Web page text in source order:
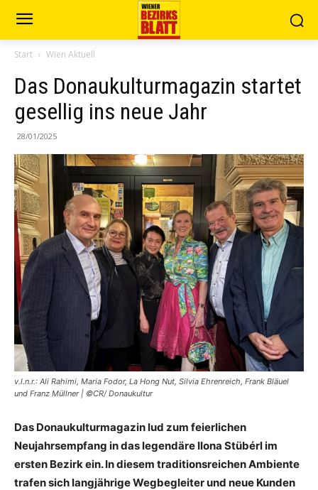
Start Wien Aktuell
Das Donaukulturmagazin startet
gesellig ins neue Jahr
28/01/2025
v.l.n.r.: Ali Rahimi, Maria Fodor, La Hong Nut, Silvia Ehrenreich, Frank Bläuel
und Franz Müllner | ©CR/ Donaukultur
Das Donaukulturmagazin lud zum feierlichen
Neujahrsempfang in das legendäre Ilona Stübérl im
ersten Bezirk ein. In diesem traditionsreichen Ambiente
trafen sich langjährige Wegbegleiter und neue Kunden